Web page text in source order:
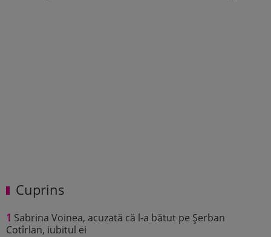
Cuprins
1 Sabrina Voinea, acuzată că l-a bătut pe Șerban
Cotîrlan, iubitul ei